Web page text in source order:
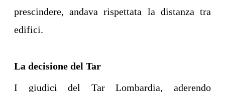
prescindere, andava rispettata la distanza tra
edifici.
La decisione del Tar
I giudici del Tar Lombardia, aderendo